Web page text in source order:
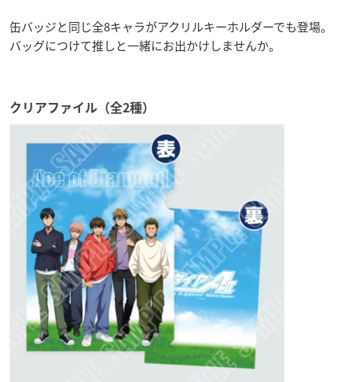
缶バッジと同じ全8キャラがアクリルキーホルダーでも登場。
バッグにつけて推しと一緒にお出かけしませんか。
クリアファイル（全2種）